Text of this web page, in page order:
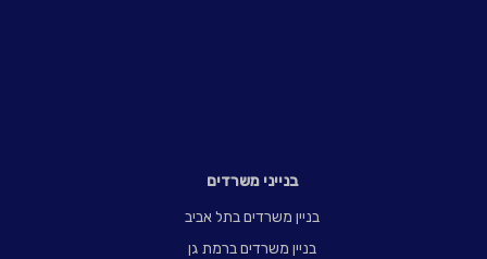
בנייני משרדים
בניין משרדים בתל אביב
בניין משרדים ברמת גן